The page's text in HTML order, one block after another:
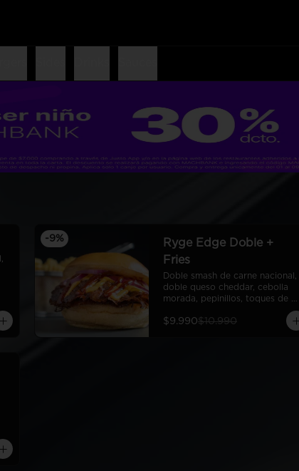
-9%
Ryge Edge Doble +
Fries
Doble smash de carne nacional,
doble queso cheddar, cebolla
morada, pepinillos, toques de
bbq, ryge sauce, pan de papa +
Fries
$9.990$10.990